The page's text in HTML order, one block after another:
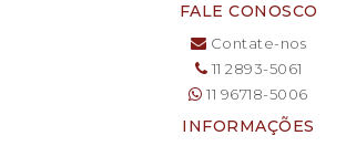
FALE CONOSCO
Contate-nos
11 2893-5061
11 96718-5006
INFORMAÇÕES